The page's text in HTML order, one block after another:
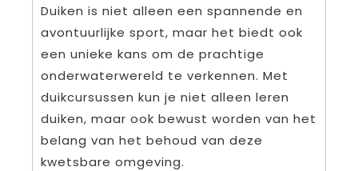
Duiken is niet alleen een spannende en
avontuurlijke sport, maar het biedt ook
een unieke kans om de prachtige
onderwaterwereld te verkennen. Met
duikcursussen kun je niet alleen leren
duiken, maar ook bewust worden van het
belang van het behoud van deze
kwetsbare omgeving.